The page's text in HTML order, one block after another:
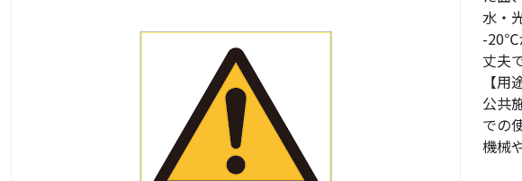
水・
-20℃
丈夫
【用
公共
での
機械